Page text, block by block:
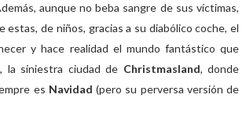
aunque no beba sangre de sus víctimas,
estas, de niños, gracias a su diabólico coche, el
y hace realidad el mundo fantástico que
la siniestra ciudad de Christmasland, donde
es Navidad(pero su perversa versión de